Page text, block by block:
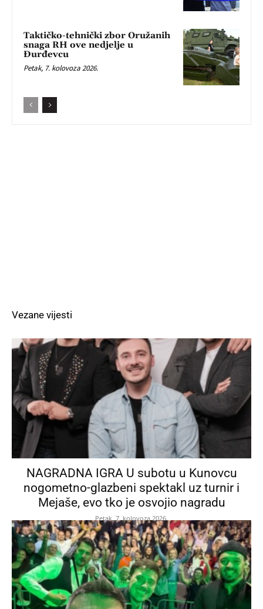
Taktičko-tehnički zbor Oružanih
snaga RH ove nedjelje u
Đurđevcu
Petak, 7. kolovoza 2026.
Vezane vijesti
NAGRADNA IGRA U subotu u Kunovcu
nogometno-glazbeni spektakl uz turnir i
Mejaše, evo tko je osvojio nagradu
Petak, 7. kolovoza 2026.